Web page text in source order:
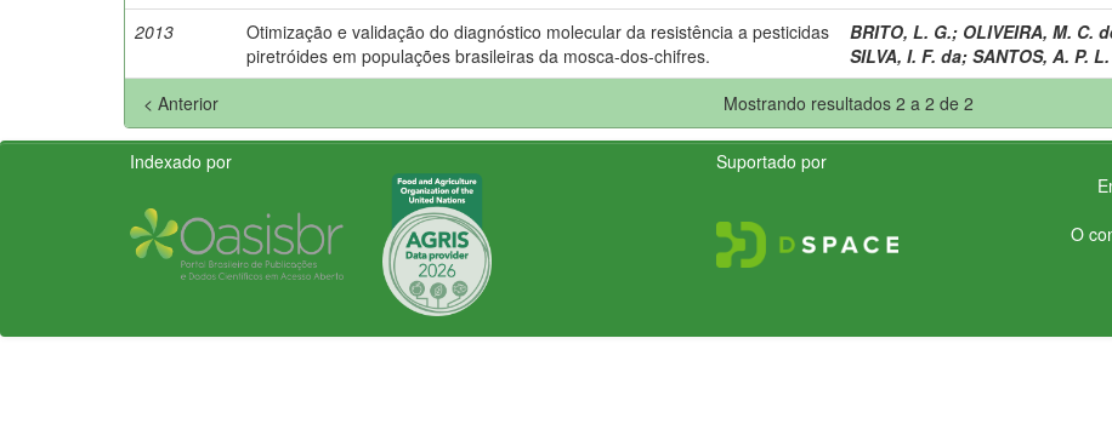
2013
Otimização e validação do diagnóstico molecular da resistência a pesticidas
piretróides em populações brasileiras da mosca-dos-chifres.
BRITO, L. G.; OLIVEIRA, M. C.
SILVA, I. F. da; SANTOS, A. P.
Mostrando resultados 2 a 2 de 2
< Anterior
Indexado por Suportado por
O